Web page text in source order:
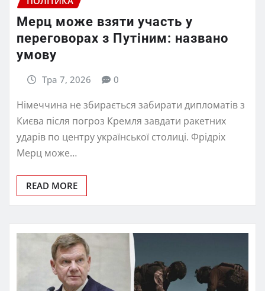
Мерц може взяти участь у
переговорах з Путіним: названо
умову
Тра 7, 2026 0
Німеччина не збирається забирати дипломатів з
Києва після погроз Кремля завдати ракетних
ударів по центру української столиці. Фрідріх
Мерц може…
READ MORE